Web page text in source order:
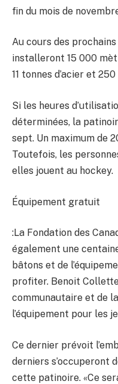
fin du mois de
Au cours des
installeront 15 000
11 tonnes d’acier et
Si les heures
déterminées, la
sept. Un maximum de
Toutefois, les
elles jouent au hockey.
Équipement gratuit
:La Fondation des
également une
bâtons et de
profiter. Benoit
communautaire et de
l’équipement pour les
Ce dernier prévoit
derniers s’occuperont
cette patinoire. «Ce